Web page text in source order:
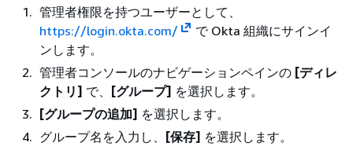
管理者権限を持つユーザーとして、
https://login.okta.com/
で Okta 組織にサインイ
ンします。
管理者コンソールのナビゲーションペインの [ディレ
クトリ] で、 [グループ] を選択します。
[グループの追加] を選択します。
グループ名を入力し、 [保存] を選択します。